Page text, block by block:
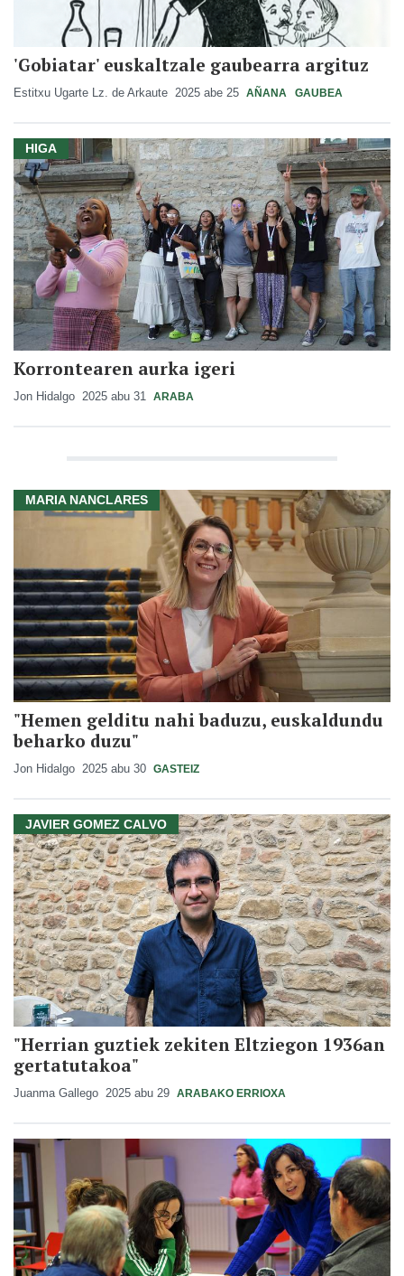
'Gobiatar' euskaltzale gaubearra argituz
Estitxu Ugarte Lz. de Arkaute 2025 abe 25 AÑANA GAUBEA
HIGA
Korrontearen aurka igeri
Jon Hidalgo 2025 abu 31 ARABA
MARIA NANCLARES
"Hemen gelditu nahi baduzu, euskaldundu
beharko duzu"
Jon Hidalgo 2025 abu 30 GASTEIZ
JAVIER GOMEZ CALVO
"Herrian guztiek zekiten Eltziegon 1936an
gertatutakoa"
Juanma Gallego 2025 abu 29 ARABAKO ERRIOXA